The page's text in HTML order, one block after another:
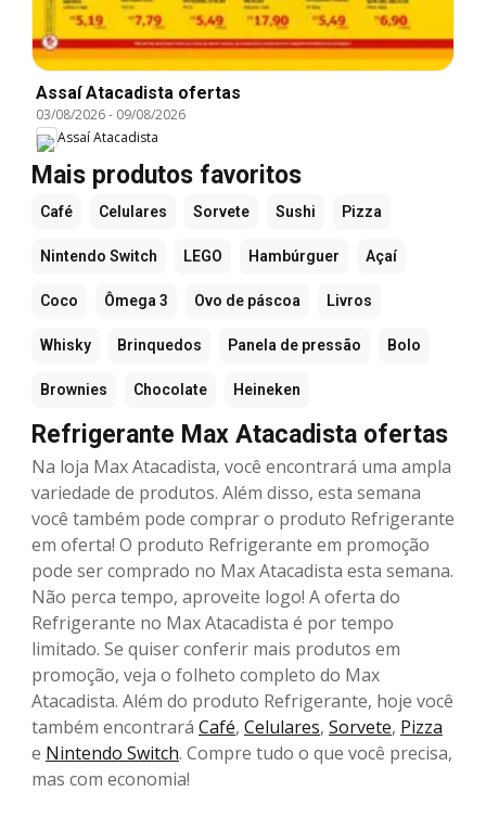
Assaí Atacadista ofertas
03/08/2026- 09/08/2026
Assaí Atacadista
Mais produtos favoritos
Café Celulares Sorvete Sushi Pizza
Nintendo Switch LEGO Hambúrguer Açaí
Coco Ômega 3 Ovo de páscoa Livros
Whisky Brinquedos Panela de pressão Bolo
Brownies Chocolate Heineken
Refrigerante Max Atacadista ofertas
Na loja Max Atacadista, você encontrará uma ampla
variedade de produtos. Além disso, esta semana
você também pode comprar o produto Refrigerante
em oferta! O produto Refrigerante em promoção
pode ser comprado no Max Atacadista esta semana.
Não perca tempo, aproveite logo! A oferta do
Refrigerante no Max Atacadista é por tempo
limitado. Se quiser conferir mais produtos em
promoção, veja o folheto completo do Max
Atacadista. Além do produto Refrigerante, hoje você
também encontrará Café, Celulares, Sorvete, Pizza
e Nintendo Switch. Compre tudo o que você precisa,
mas com economia!